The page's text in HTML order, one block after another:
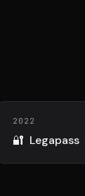
2022
🔐 Legapass